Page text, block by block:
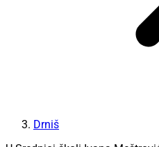
Drniš